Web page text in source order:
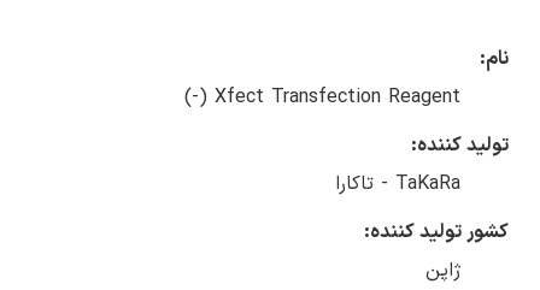
نام:
Xfect Transfection Reagent (-)
تولید کننده:
TaKaRa - تاکارا
کشور تولید کننده:
ژاپن